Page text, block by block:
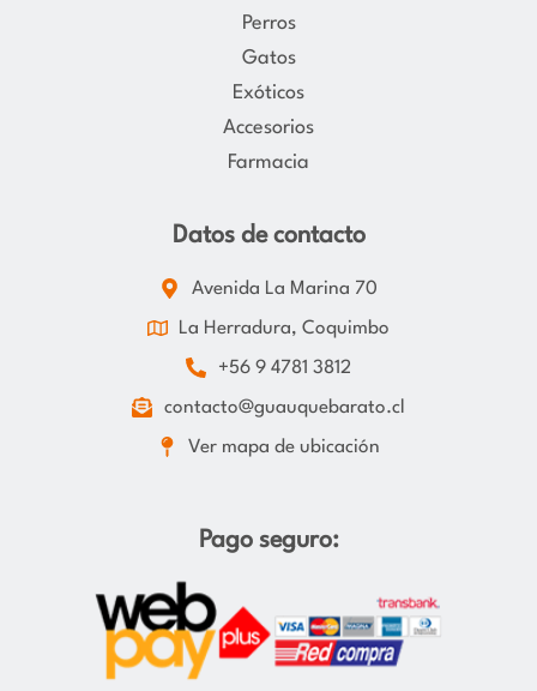
Perros
Gatos
Exóticos
Accesorios
Farmacia
Datos de contacto
Avenida La Marina 70
La Herradura, Coquimbo
+56 9 4781 3812
contacto@guauquebarato.cl
Ver mapa de ubicación
Pago seguro: